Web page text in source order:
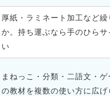
厚紙・ラミネート加工など繰
か。持ち運ぶなら手のひら
い
まねっこ・分類・二語文・
の教材を複数の使い方に広げ